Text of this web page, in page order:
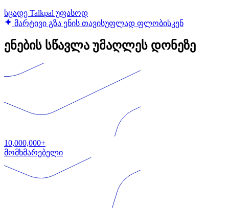
სცადე Talkpal უფასოდ
მარტივი გზა ენის თავისუფლად ფლობისკენ
ენების სწავლა უმაღლეს დონეზე
10,000,000+
მომხმარებელი